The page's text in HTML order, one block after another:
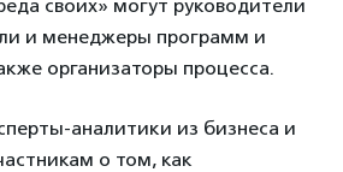
своих» могут руководители
и менеджеры программ и
организаторы процесса.
аналитики из бизнеса и
о том, как